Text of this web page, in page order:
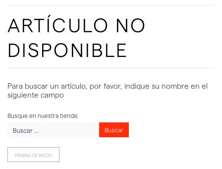
ARTÍCULO NO
DISPONIBLE
Para buscar un artículo, por favor, indique su nombre en el
siguiente campo
Busque en nuestra tienda:
Buscar
PÁGINA DE INICIO